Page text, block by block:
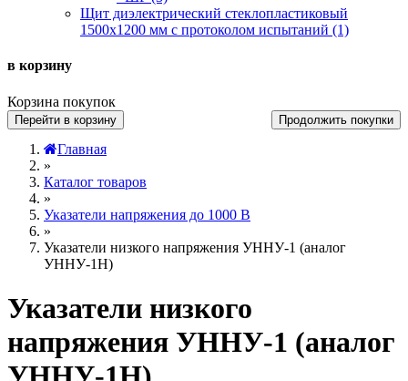
Щит диэлектрический стеклопластиковый
1500х1200 мм с протоколом испытаний (1)
в корзину
Корзина покупок
Перейти в корзину Продолжить покупки
Главная
»
Каталог товаров
»
Указатели напряжения до 1000 В
»
Указатели низкого напряжения УННУ-1 (аналог
УННУ-1Н)
Указатели низкого
напряжения УННУ-1 (аналог